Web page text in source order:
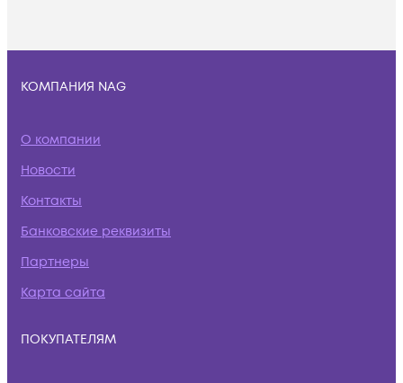
КОМПАНИЯ NAG
О компании
Новости
Контакты
Банковские реквизиты
Партнеры
Карта сайта
ПОКУПАТЕЛЯМ